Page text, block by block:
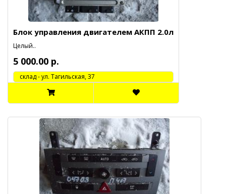
Блок управления двигателем АКПП 2.0л
Целый..
5 000.00 р.
cклад - ул. Тагильская, 37